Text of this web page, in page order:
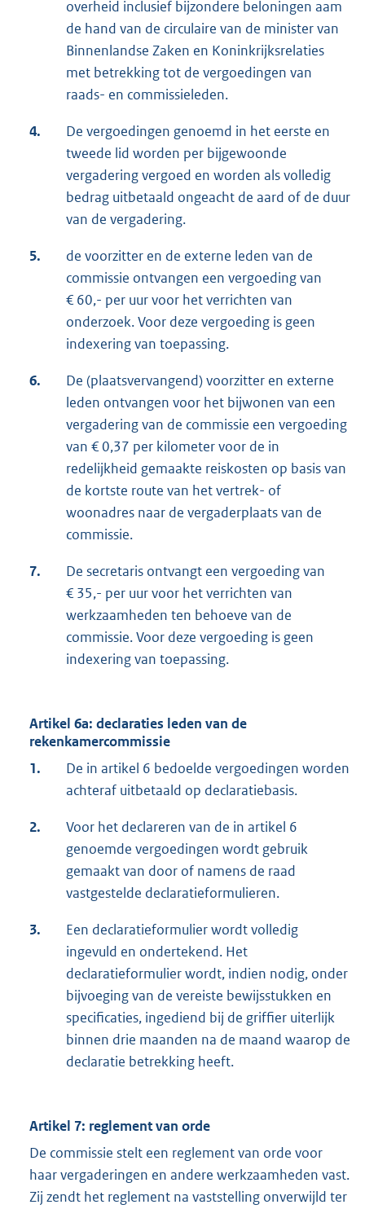
overheid inclusief bijzondere beloningen aam
de hand van de circulaire van de minister van
Binnenlandse Zaken en Koninkrijksrelaties
met betrekking tot de vergoedingen van
raads- en commissieleden.
4.
De vergoedingen genoemd in het eerste en
tweede lid worden per bijgewoonde
vergadering vergoed en worden als volledig
bedrag uitbetaald ongeacht de aard of de duur
van de vergadering.
5.
de voorzitter en de externe leden van de
commissie ontvangen een vergoeding van
€ 60,- per uur voor het verrichten van
onderzoek. Voor deze vergoeding is geen
indexering van toepassing.
6.
De (plaatsvervangend) voorzitter en externe
leden ontvangen voor het bijwonen van een
vergadering van de commissie een vergoeding
van € 0,37 per kilometer voor de in
redelijkheid gemaakte reiskosten op basis van
de kortste route van het vertrek- of
woonadres naar de vergaderplaats van de
commissie.
7.
De secretaris ontvangt een vergoeding van
€ 35,- per uur voor het verrichten van
werkzaamheden ten behoeve van de
commissie. Voor deze vergoeding is geen
indexering van toepassing.
Artikel 6a: declaraties leden van de
rekenkamercommissie
1.
De in artikel 6 bedoelde vergoedingen worden
achteraf uitbetaald op declaratiebasis.
2.
Voor het declareren van de in artikel 6
genoemde vergoedingen wordt gebruik
gemaakt van door of namens de raad
vastgestelde declaratieformulieren.
3.
Een declaratieformulier wordt volledig
ingevuld en ondertekend. Het
declaratieformulier wordt, indien nodig, onder
bijvoeging van de vereiste bewijsstukken en
specificaties, ingediend bij de griffier uiterlijk
binnen drie maanden na de maand waarop de
declaratie betrekking heeft.
Artikel 7: reglement van orde
De commissie stelt een reglement van orde voor
haar vergaderingen en andere werkzaamheden vast.
Zij zendt het reglement na vaststelling onverwijld ter